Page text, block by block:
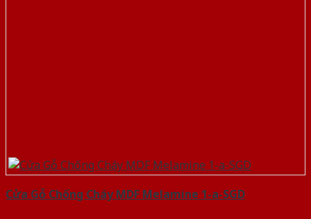
Cửa Gỗ Chống Cháy MDF Melamine 1-a-SGD